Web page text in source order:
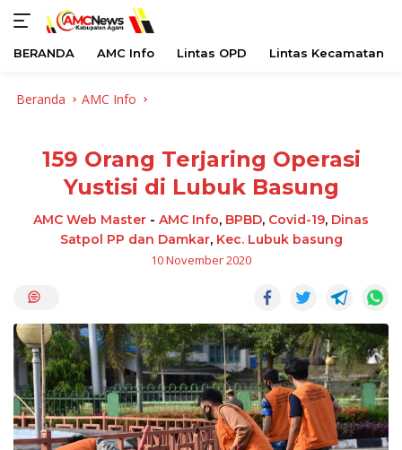
BERANDA AMC Info Lintas OPD Lintas Kecamatan
Beranda AMC Info
159 Orang Terjaring Operasi
Yustisi di Lubuk Basung
AMC Web Master - AMC Info, BPBD, Covid-19, Dinas
Satpol PP dan Damkar, Kec. Lubuk basung
10 November 2020